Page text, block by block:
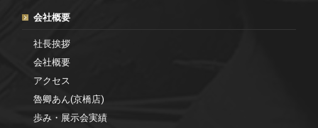
会社概要
社長挨拶
会社概要
アクセス
魯卿あん(京橋店)
歩み・展示会実績